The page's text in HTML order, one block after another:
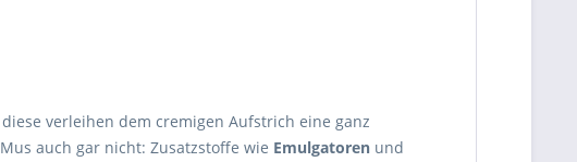
verleihen dem cremigen Aufstrich eine ganz
auch gar nicht: Zusatzstoffe wie Emulgatoren und